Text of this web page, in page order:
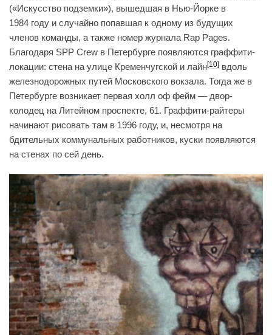
(«Искусство подземки»), вышедшая в Нью-Йорке в
1984 году и случайно попавшая к одному из будущих
членов команды, а также номер журнала Rap Pages.
Благодаря SPP Crew в Петербурге появляются граффити-
локации: стена на улице Кременчугской и лайн[10] вдоль
железнодорожных путей Московского вокзала. Тогда же в
Петербурге возникает первая холл оф фейм — двор-
колодец на Литейном проспекте, 61. Граффити-райтеры
начинают рисовать там в 1996 году, и, несмотря на
бдительных коммунальных работников, куски появляются
на стенах по сей день.